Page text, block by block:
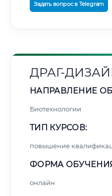
Задать вопрос в Telegram
ДРАГ-
НАПРАВЛЕНИЕ
Биотехнологии
ТИП КУРСОВ:
повышение
ФОРМА
онлайн